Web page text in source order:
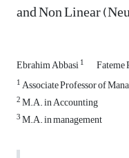
and Non Linear
Ebrahim Abbasi1 Fateme
1Associate Professor of
2M.A. in Accounting
3M.A. in management